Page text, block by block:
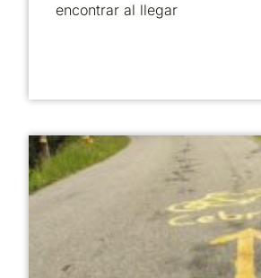
encontrar al llegar